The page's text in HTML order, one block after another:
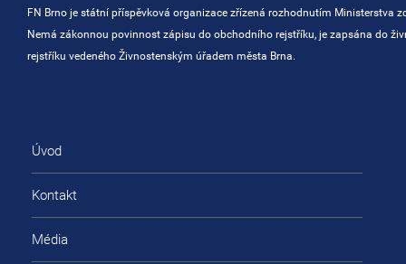
FN Brno je státní příspěvková organizace zřízená rozhodnutím Ministerstva
Nemá zákonnou povinnost zápisu do obchodního rejstříku, je zapsána do
rejstříku vedeného Živnostenským úřadem města Brna.
Úvod
Kontakt
Média